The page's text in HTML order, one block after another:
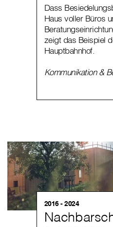
Dass
Haus voller Büros
zeigt das Beispiel
Hauptbahnhof.
Kommunikation &
2016 - 2024